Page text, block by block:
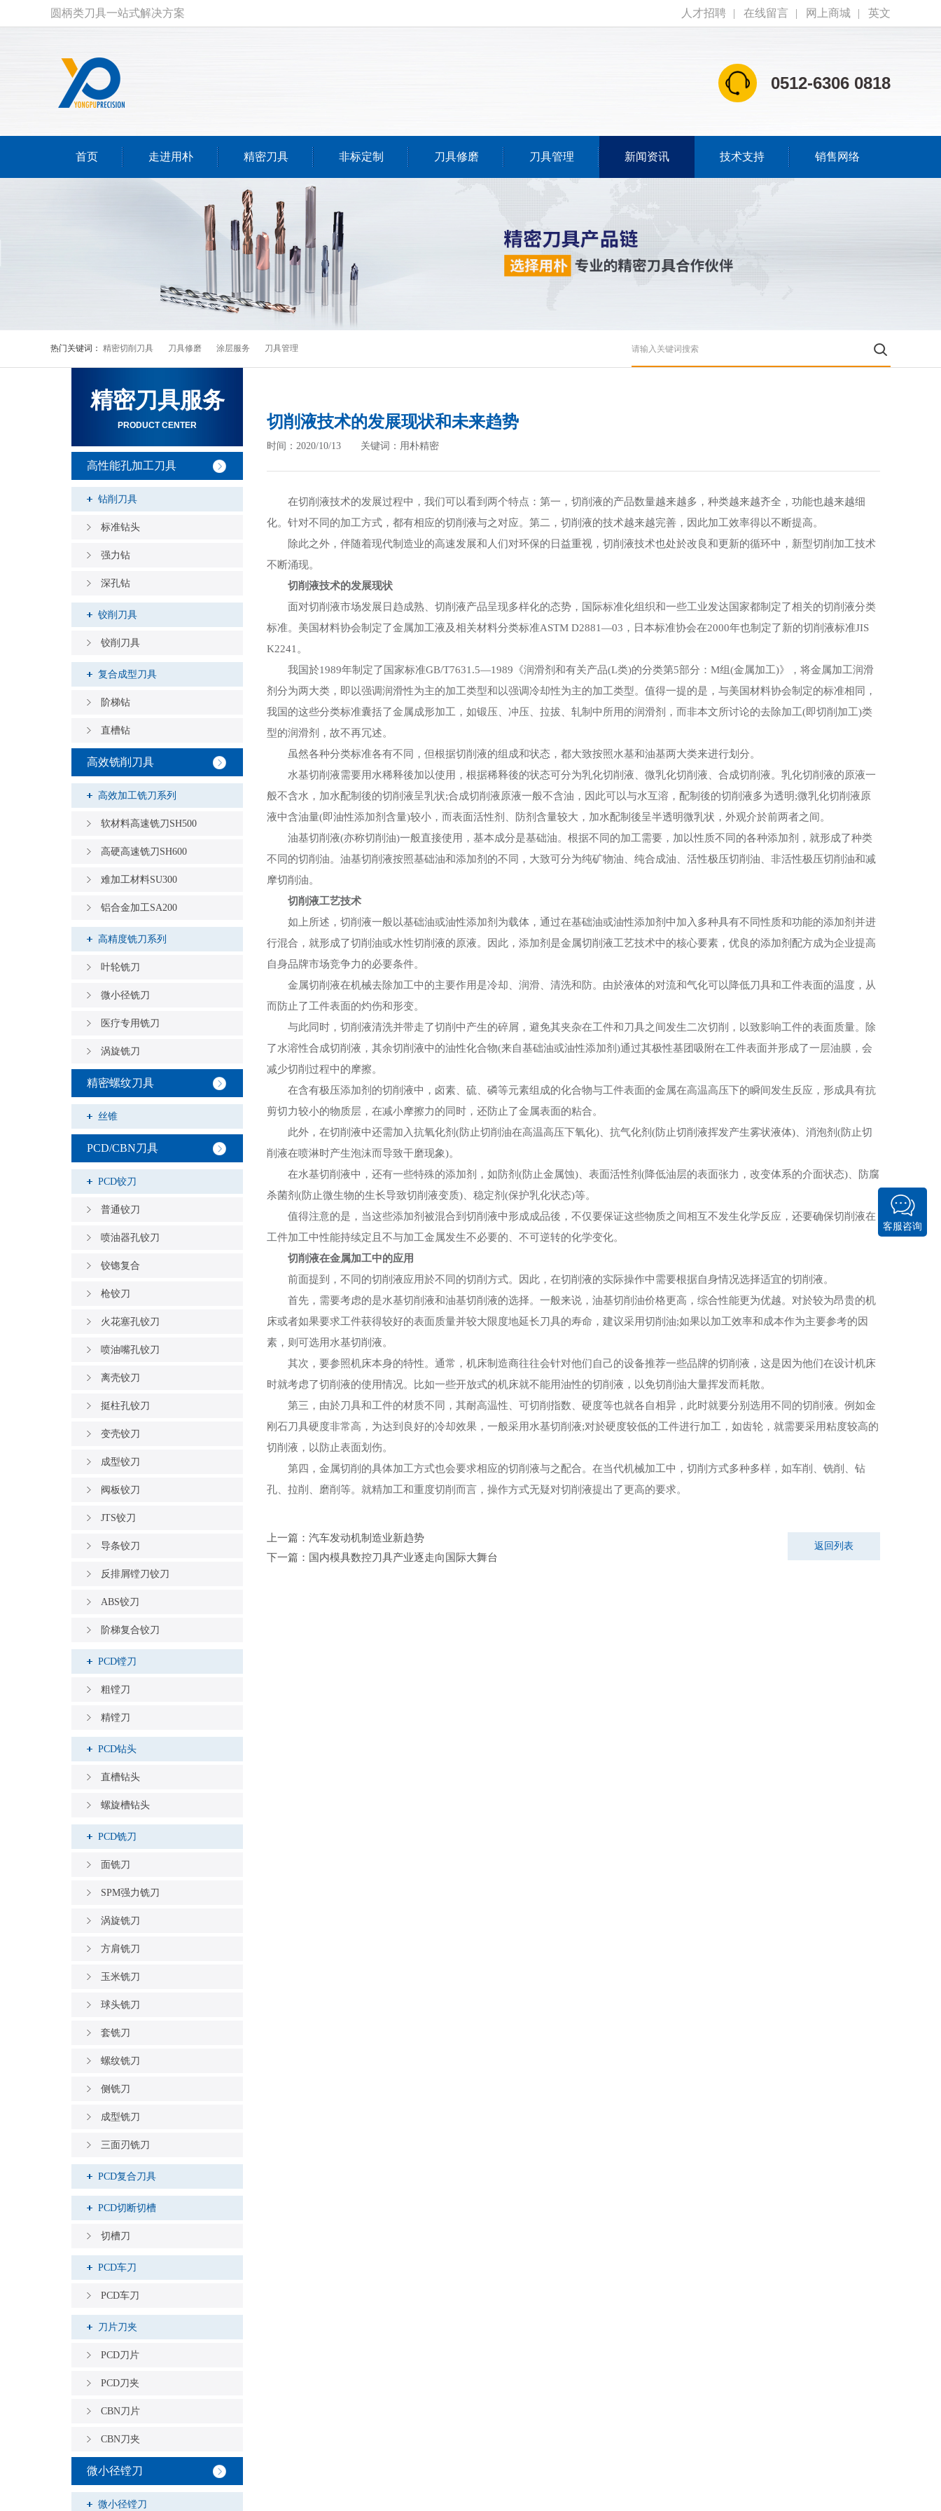
圆柄类刀具一站式解决方案 人才招聘 | 在线留言 | 网上商城 | 英文
0512-6306 0818
首页 走进用朴 精密刀具 非标定制 刀具修磨 刀具管理 新闻资讯 技术支持 销售网络
热门关键词： 精密切削刀具 刀具修磨 涂层服务 刀具管理
精密刀具服务
PRODUCT CENTER
高性能孔加工刀具
钻削刀具
标准钻头
强力钻
深孔钻
铰削刀具
铰削刀具
复合成型刀具
阶梯钻
直槽钻
高效铣削刀具
高效加工铣刀系列
软材料高速铣刀SH500
高硬高速铣刀SH600
难加工材料SU300
铝合金加工SA200
高精度铣刀系列
叶轮铣刀
微小径铣刀
医疗专用铣刀
涡旋铣刀
精密螺纹刀具
丝锥
PCD/CBN刀具
PCD铰刀
普通铰刀
喷油器孔铰刀
铰锪复合
枪铰刀
火花塞孔铰刀
喷油嘴孔铰刀
离壳铰刀
挺柱孔铰刀
变壳铰刀
成型铰刀
阀板铰刀
JTS铰刀
导条铰刀
反排屑镗刀铰刀
ABS铰刀
阶梯复合铰刀
PCD镗刀
粗镗刀
精镗刀
PCD钻头
直槽钻头
螺旋槽钻头
PCD铣刀
面铣刀
SPM强力铣刀
涡旋铣刀
方肩铣刀
玉米铣刀
球头铣刀
套铣刀
螺纹铣刀
侧铣刀
成型铣刀
三面刃铣刀
PCD复合刀具
PCD切断切槽
切槽刀
PCD车刀
PCD车刀
刀片刀夹
PCD刀片
PCD刀夹
CBN刀片
CBN刀夹
微小径镗刀
微小径镗刀
切削液技术的发展现状和未来趋势
时间：2020/10/13 关键词：用朴精密
在切削液技术的发展过程中，我们可以看到两个特点：第一，切削液的产品数量越来越多，种类越来越齐全，功能也越来越细
化。针对不同的加工方式，都有相应的切削液与之对应。第二，切削液的技术越来越完善，因此加工效率得以不断提高。
除此之外，伴随着现代制造业的高速发展和人们对环保的日益重视，切削液技术也处於改良和更新的循环中，新型切削加工技术
不断涌现。
切削液技术的发展现状
面对切削液市场发展日趋成熟、切削液产品呈现多样化的态势，国际标准化组织和一些工业发达国家都制定了相关的切削液分类
标准。美国材料协会制定了金属加工液及相关材料分类标准ASTM D2881—03，日本标准协会在2000年也制定了新的切削液标准JIS
K2241。
我国於1989年制定了国家标准GB/T7631.5—1989《润滑剂和有关产品(L类)的分类第5部分：M组(金属加工)》，将金属加工润滑
剂分为两大类，即以强调润滑性为主的加工类型和以强调冷却性为主的加工类型。值得一提的是，与美国材料协会制定的标准相同，
我国的这些分类标准囊括了金属成形加工，如锻压、冲压、拉拔、轧制中所用的润滑剂，而非本文所讨论的去除加工(即切削加工)类
型的润滑剂，故不再冗述。
虽然各种分类标准各有不同，但根据切削液的组成和状态，都大致按照水基和油基两大类来进行划分。
水基切削液需要用水稀释後加以使用，根据稀释後的状态可分为乳化切削液、微乳化切削液、合成切削液。乳化切削液的原液一
般不含水，加水配制後的切削液呈乳状;合成切削液原液一般不含油，因此可以与水互溶，配制後的切削液多为透明;微乳化切削液原
液中含油量(即油性添加剂含量)较小，而表面活性剂、防剂含量较大，加水配制後呈半透明微乳状，外观介於前两者之间。
油基切削液(亦称切削油)一般直接使用，基本成分是基础油。根据不同的加工需要，加以性质不同的各种添加剂，就形成了种类
不同的切削油。油基切削液按照基础油和添加剂的不同，大致可分为纯矿物油、纯合成油、活性极压切削油、非活性极压切削油和减
摩切削油。
切削液工艺技术
如上所述，切削液一般以基础油或油性添加剂为载体，通过在基础油或油性添加剂中加入多种具有不同性质和功能的添加剂并进
行混合，就形成了切削油或水性切削液的原液。因此，添加剂是金属切削液工艺技术中的核心要素，优良的添加剂配方成为企业提高
自身品牌市场竞争力的必要条件。
金属切削液在机械去除加工中的主要作用是冷却、润滑、清洗和防。由於液体的对流和气化可以降低刀具和工件表面的温度，从
而防止了工件表面的灼伤和形变。
与此同时，切削液清洗并带走了切削中产生的碎屑，避免其夹杂在工件和刀具之间发生二次切削，以致影响工件的表面质量。除
了水溶性合成切削液，其余切削液中的油性化合物(来自基础油或油性添加剂)通过其极性基团吸附在工件表面并形成了一层油膜，会
减少切削过程中的摩擦。
在含有极压添加剂的切削液中，卤素、硫、磷等元素组成的化合物与工件表面的金属在高温高压下的瞬间发生反应，形成具有抗
剪切力较小的物质层，在减小摩擦力的同时，还防止了金属表面的粘合。
此外，在切削液中还需加入抗氧化剂(防止切削油在高温高压下氧化)、抗气化剂(防止切削液挥发产生雾状液体)、消泡剂(防止切
削液在喷淋时产生泡沫而导致干磨现象)。
在水基切削液中，还有一些特殊的添加剂，如防剂(防止金属蚀)、表面活性剂(降低油层的表面张力，改变体系的介面状态)、防腐
杀菌剂(防止微生物的生长导致切削液变质)、稳定剂(保护乳化状态)等。
值得注意的是，当这些添加剂被混合到切削液中形成成品後，不仅要保证这些物质之间相互不发生化学反应，还要确保切削液在
工件加工中性能持续定且不与加工金属发生不必要的、不可逆转的化学变化。
切削液在金属加工中的应用
前面提到，不同的切削液应用於不同的切削方式。因此，在切削液的实际操作中需要根据自身情况选择适宜的切削液。
首先，需要考虑的是水基切削液和油基切削液的选择。一般来说，油基切削油价格更高，综合性能更为优越。对於较为昂贵的机
床或者如果要求工件获得较好的表面质量并较大限度地延长刀具的寿命，建议采用切削油;如果以加工效率和成本作为主要参考的因
素，则可选用水基切削液。
其次，要参照机床本身的特性。通常，机床制造商往往会针对他们自己的设备推荐一些品牌的切削液，这是因为他们在设计机床
时就考虑了切削液的使用情况。比如一些开放式的机床就不能用油性的切削液，以免切削油大量挥发而耗散。
第三，由於刀具和工件的材质不同，其耐高温性、可切削指数、硬度等也就各自相异，此时就要分别选用不同的切削液。例如金
刚石刀具硬度非常高，为达到良好的冷却效果，一般采用水基切削液;对於硬度较低的工件进行加工，如齿轮，就需要采用粘度较高的
切削液，以防止表面划伤。
第四，金属切削的具体加工方式也会要求相应的切削液与之配合。在当代机械加工中，切削方式多种多样，如车削、铣削、钻
孔、拉削、磨削等。就精加工和重度切削而言，操作方式无疑对切削液提出了更高的要求。
上一篇： 汽车发动机制造业新趋势
下一篇： 国内模具数控刀具产业逐走向国际大舞台
返回列表
客服咨询